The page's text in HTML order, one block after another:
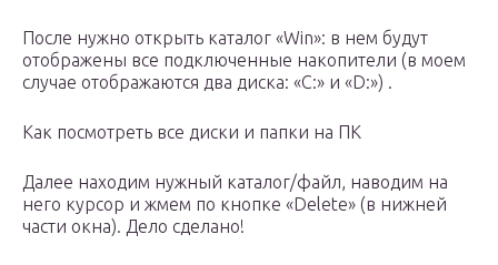
После нужно открыть каталог «Win»: в нем будут
отображены все подключенные накопители (в моем
случае отображаются два диска: «C:» и «D:») .
Как посмотреть все диски и папки на ПК
Далее находим нужный каталог/файл, наводим на
него курсор и жмем по кнопке «Delete» (в нижней
части окна). Дело сделано!